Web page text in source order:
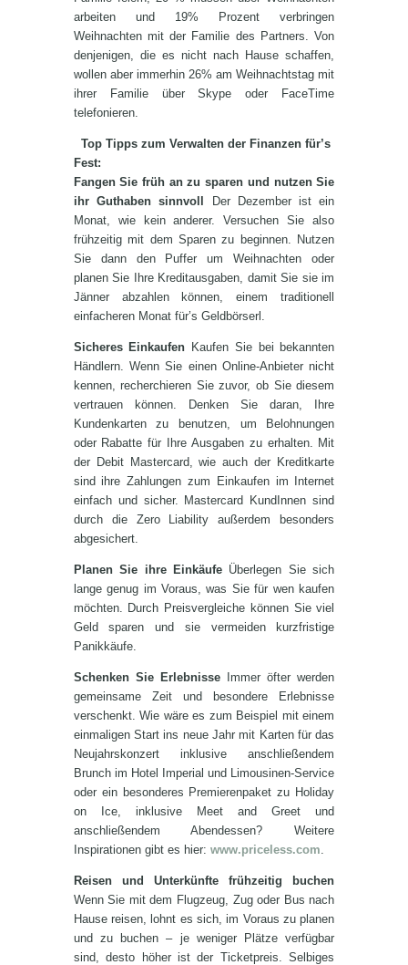
arbeiten und 19% Prozent verbringen
Weihnachten mit der Familie des Partners. Von
denjenigen, die es nicht nach Hause schaffen,
wollen aber immerhin 26% am Weihnachtstag mit
ihrer Familie über Skype oder FaceTime
telefonieren.
Top Tipps zum Verwalten der Finanzen für’s
Fest:
Fangen Sie früh an zu sparen und nutzen Sie
ihr Guthaben sinnvoll
Der Dezember ist ein
Monat, wie kein anderer. Versuchen Sie also
frühzeitig mit dem Sparen zu beginnen. Nutzen
Sie dann den Puffer um Weihnachten oder
planen Sie Ihre Kreditausgaben, damit Sie sie im
Jänner abzahlen können, einem traditionell
einfacheren Monat für’s Geldbörserl.
Sicheres Einkaufen Kaufen Sie bei bekannten
Händlern. Wenn Sie einen Online-Anbieter nicht
kennen, recherchieren Sie zuvor, ob Sie diesem
vertrauen können. Denken Sie daran, Ihre
Kundenkarten zu benutzen, um Belohnungen
oder Rabatte für Ihre Ausgaben zu erhalten. Mit
der Debit Mastercard, wie auch der Kreditkarte
sind ihre Zahlungen zum Einkaufen im Internet
einfach und sicher. Mastercard KundInnen sind
durch die Zero Liability außerdem besonders
abgesichert.
Planen Sie ihre Einkäufe Überlegen Sie sich
lange genug im Voraus, was Sie für wen kaufen
möchten. Durch Preisvergleiche können Sie viel
Geld sparen und sie vermeiden kurzfristige
Panikkäufe.
Schenken Sie Erlebnisse
Immer öfter werden
gemeinsame Zeit und besondere Erlebnisse
verschenkt. Wie wäre es zum Beispiel mit einem
einmaligen Start ins neue Jahr mit Karten für das
Neujahrskonzert inklusive anschließendem
Brunch im Hotel Imperial und Limousinen-Service
oder ein besonderes Premierenpaket zu Holiday
on Ice, inklusive Meet and Greet und
anschließendem Abendessen? Weitere
Inspirationen gibt es hier: www.priceless.com.
Reisen und Unterkünfte frühzeitig buchen
Wenn Sie mit dem Flugzeug, Zug oder Bus nach
Hause reisen, lohnt es sich, im Voraus zu planen
und zu buchen – je weniger Plätze verfügbar
sind, desto höher ist der Ticketpreis. Selbiges